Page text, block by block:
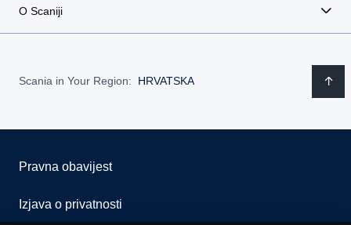
O Scaniji
Scania in Your Region: HRVATSKA
Pravna obavijest
Izjava o privatnosti